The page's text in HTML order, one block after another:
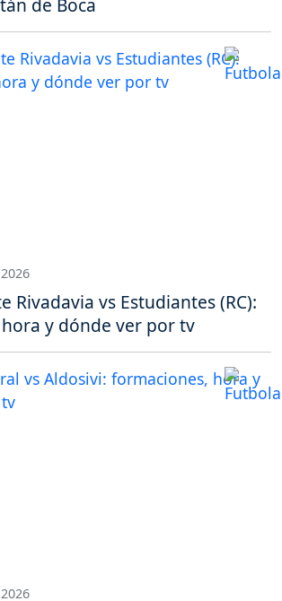
Rivadavia vs Estudiantes (RC):
y dónde ver por tv